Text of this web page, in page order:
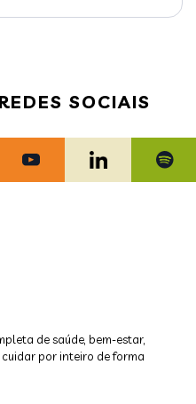
SOCIAIS
de saúde, bem-estar,
por inteiro de forma